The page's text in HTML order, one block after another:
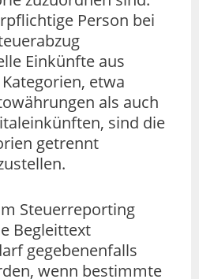
Person bei
Einkünfte aus
etwa
als auch
sind die
getrennt
Steuerreporting
Begleittext
gegebenenfalls
wenn bestimmte